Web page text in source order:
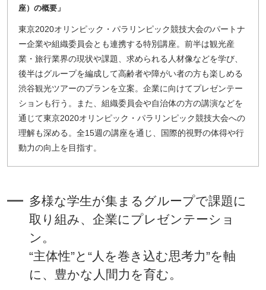
座）の概要」
東京2020オリンピック・パラリンピック競技大会のパートナ
ー企業や組織委員会とも連携する特別講座。前半は観光産
業・旅行業界の現状や課題、求められる人材像などを学び、
後半はグループを編成して高齢者や障がい者の方も楽しめる
渋谷観光ツアーのプランを立案。企業に向けてプレゼンテー
ションも行う。また、組織委員会や自治体の方の講演などを
通じて東京2020オリンピック・パラリンピック競技大会への
理解も深める。全15週の講座を通じ、国際的視野の体得や行
動力の向上を目指す。
多様な学生が集まるグループで課題に
取り組み、企業にプレゼンテーショ
ン。
“主体性”と“人を巻き込む思考力”を軸
に、豊かな人間力を育む。